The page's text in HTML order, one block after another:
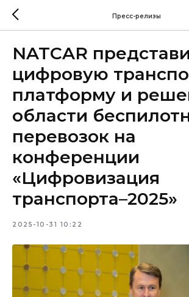
Пресс-релизы
NATCAR
цифровую
платформу и
области
перевозок на
конференции
«Цифровизация
транспорта–2025»
2025-10-31 10:22